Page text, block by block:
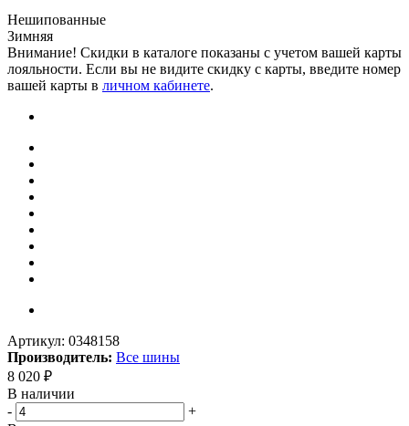
Нешипованные
Зимняя
Внимание! Скидки в каталоге показаны с учетом вашей карты
лояльности. Если вы не видите скидку с карты, введите номер
вашей карты в личном кабинете.
Артикул: 0348158
Производитель: Все шины
8 020 ₽
В наличии
-
+